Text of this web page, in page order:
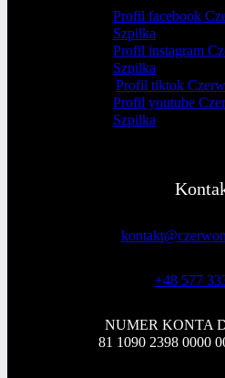
Profil facebook
Szpilka
Profil instagram
Szpilka
Profil tiktok
Profil youtube
Szpilka
+48 577
NUMER KONTA
81 1090 2398 0000